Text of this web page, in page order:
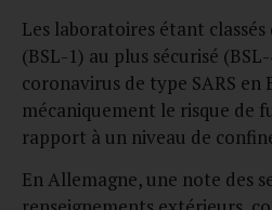
Les laboratoires étant classés
(BSL-1) au plus sécurisé
coronavirus de type SARS en
mécaniquement le risque de
rapport à un niveau de
En Allemagne, une note des